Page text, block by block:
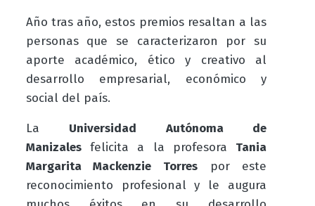
Año tras año, estos premios resaltan a las
personas que se caracterizaron por su
aporte académico, ético y creativo al
desarrollo empresarial, económico y
social del país.
La Universidad Autónoma de
Manizalesfelicita a la profesora Tania
Margarita Mackenzie Torres por este
reconocimiento profesional y le augura